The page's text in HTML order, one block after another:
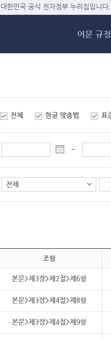
메
한민국 공식 전자정부 누리집입니다.
어문 규정
전체 한글 맞춤법 표
~
조항
본문>제3장>제2절>제6항
본문>제3장>제4절>제8항
본문>제3장>제4절>제9항